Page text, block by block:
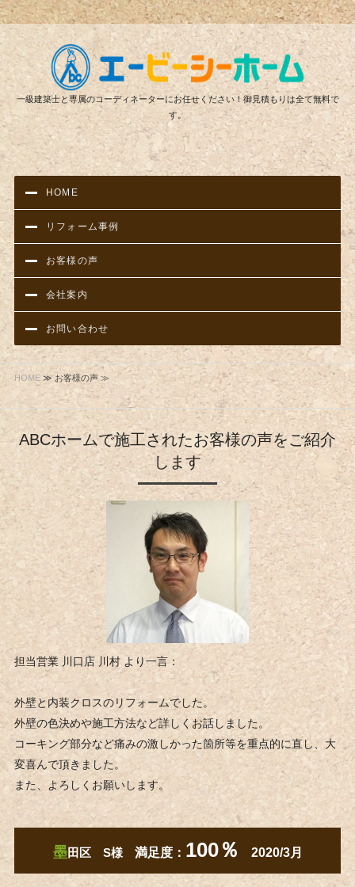
リ
一級建築士と専属のコーディネーターにお任せください！御見積もりは全て無料で
す。
HOME
リフォーム事例
お客様の声
会社案内
お問い合わせ
HOME≫ お客様の声 ≫
ABCホームで施工されたお客様の声をご紹介
します
担当営業 川口店 川村 より一言：
外壁と内装クロスのリフォームでした。
外壁の色決めや施工方法など詳しくお話しました。
コーキング部分など痛みの激しかった箇所等を重点的に直し、大
変喜んで頂きました。
また、よろしくお願いします。
墨田区 S様 満足度： 100％ 2020/3月